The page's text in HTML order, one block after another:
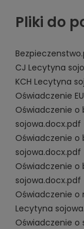
Pliki do
CJ Lecytyna
KCH Lecytyna
Oświadczenie
Oświadczenie
sojowa.docx.pdf
Oświadczenie
sojowa.docx.pdf
Oświadczenie o
sojowa.docx.pdf
Oświadczenie
Lecytyna
Oświadczenie o